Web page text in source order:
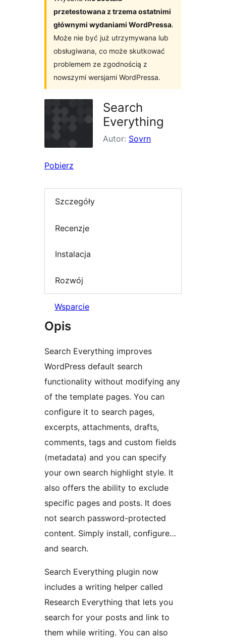
przetestowana z trzema ostatnimi
głównymi wydaniami WordPressa.
Może nie być już utrzymywana lub
obsługiwana, co może skutkować
problemem ze zgodnością z
nowszymi wersjami WordPressa.
Search
Everything
Autor: Sovrn
Pobierz
Szczegóły
Recenzje
Instalacja
Rozwój
Wsparcie
Opis
Search Everything improves
WordPress default search
functionality without modifying any
of the template pages. You can
configure it to search pages,
excerpts, attachments, drafts,
comments, tags and custom fields
(metadata) and you can specify
your own search highlight style. It
also offers the ability to exclude
specific pages and posts. It does
not search password-protected
content. Simply install, configure…
and search.
Search Everything plugin now
includes a writing helper called
Research Everything that lets you
search for your posts and link to
them while writing. You can also